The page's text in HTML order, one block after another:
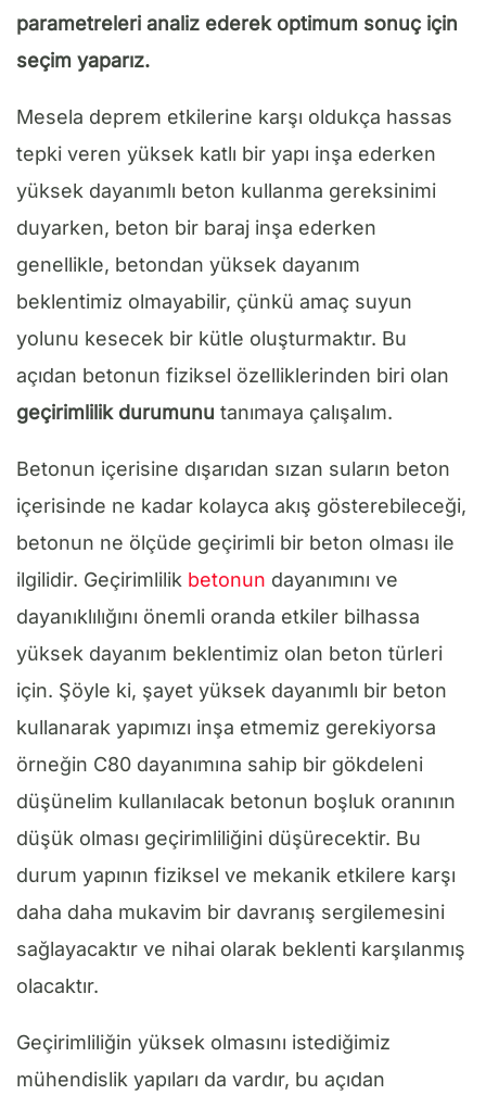
parametreleri analiz ederek optimum sonuç için
seçim yaparız.
Mesela deprem etkilerine karşı oldukça hassas
tepki veren yüksek katlı bir yapı inşa ederken
yüksek dayanımlı beton kullanma gereksinimi
duyarken, beton bir baraj inşa ederken
genellikle, betondan yüksek dayanım
beklentimiz olmayabilir, çünkü amaç suyun
yolunu kesecek bir kütle oluşturmaktır. Bu
açıdan betonun fiziksel özelliklerinden biri olan
geçirimlilik durumunu tanımaya çalışalım.
Betonun içerisine dışarıdan sızan suların beton
içerisinde ne kadar kolayca akış gösterebileceği,
betonun ne ölçüde geçirimli bir beton olması ile
ilgilidir. Geçirimlilik betonun dayanımını ve
dayanıklılığını önemli oranda etkiler bilhassa
yüksek dayanım beklentimiz olan beton türleri
için. Şöyle ki, şayet yüksek dayanımlı bir beton
kullanarak yapımızı inşa etmemiz gerekiyorsa
örneğin C80 dayanımına sahip bir gökdeleni
düşünelim kullanılacak betonun boşluk oranının
düşük olması geçirimliliğini düşürecektir. Bu
durum yapının fiziksel ve mekanik etkilere karşı
daha daha mukavim bir davranış sergilemesini
sağlayacaktır ve nihai olarak beklenti karşılanmış
olacaktır.
Geçirimliliğin yüksek olmasını istediğimiz
mühendislik yapıları da vardır, bu açıdan